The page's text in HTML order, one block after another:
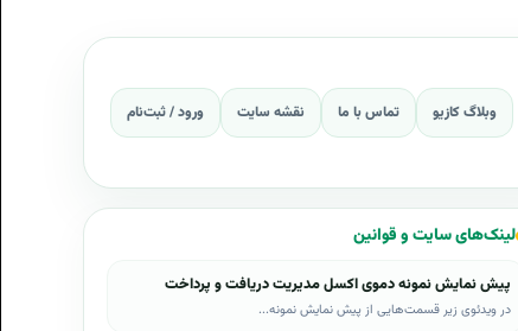
وبلاگ کازیو تماس با ما نقشه سایت ورود / ثبت‌نام
لینک‌های سایت و قوانین
پیش نمایش نمونه دموی اکسل مدیریت دریافت و پرداخت
در ویدئوی زیر قسمت‌هایی از پیش نمایش نمونه...